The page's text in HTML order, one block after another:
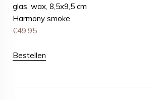
glas, wax, 8,5x9,5 cm
Harmony smoke
€49,95
Bestellen